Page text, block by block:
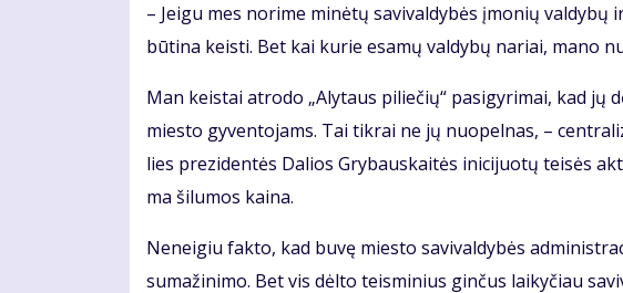
– Jei­gu mes no­ri­me mi­nė­tų sa­vi­val­dy­bės įmo­nių
būtina keis­ti. Bet kai kurie esamų valdybų nariai, mano
Man keis­tai at­ro­do „Aly­taus pi­lie­čių“ pa­si­gy­ri­mai, kad jų
mies­to gy­ven­to­jams. Tai tik­rai ne jų nuo­pel­nas, –
lies pre­zi­den­tės Da­lios Gry­baus­kai­tės ini­ci­juo­tų tei­sės
ma ši­lu­mos kai­na.
Neneigiu fakto, kad buvę miesto savivaldybės
sumažinimo. Bet vis dėlto teisminius ginčus laikyčiau